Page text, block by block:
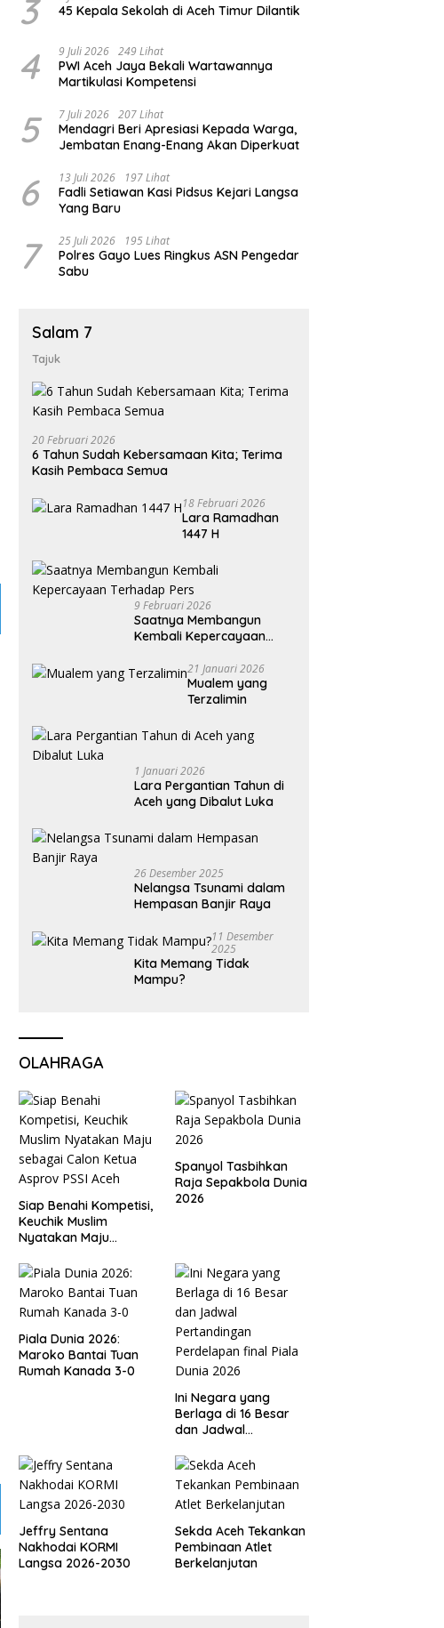
3 45 Kepala Sekolah di Aceh Timur Dilantik
4 9 Juli 2026 249 Lihat
PWI Aceh Jaya Bekali Wartawannya
Martikulasi Kompetensi
5 7 Juli 2026 207 Lihat
Mendagri Beri Apresiasi Kepada Warga,
Jembatan Enang-Enang Akan Diperkuat
6 13 Juli 2026 197 Lihat
Fadli Setiawan Kasi Pidsus Kejari Langsa
Yang Baru
7 25 Juli 2026 195 Lihat
Polres Gayo Lues Ringkus ASN Pengedar
Sabu
Salam 7
Tajuk
20 Februari 2026
6 Tahun Sudah Kebersamaan Kita; Terima
Kasih Pembaca Semua
18 Februari 2026
Lara Ramadhan
1447 H
9 Februari 2026
Saatnya Membangun
Kembali Kepercayaan
21 Januari 2026
Mualem yang
Terzalimin
1 Januari 2026
Lara Pergantian Tahun di
Aceh yang Dibalut Luka
26 Desember 2025
Nelangsa Tsunami dalam
Hempasan Banjir Raya
11 Desember
2025
Kita Memang Tidak
Mampu?
OLAHRAGA
Siap Benahi Kompetisi,
Keuchik Muslim
Nyatakan Maju
Asprov PSSI Aceh
Spanyol Tasbihkan
Raja Sepakbola Dunia
2026
Piala Dunia 2026:
Maroko Bantai Tuan
Rumah Kanada 3-0
Ini Negara yang
Berlaga di 16 Besar
dan Jadwal
Perdelapan final Piala
Dunia 2026
Jeffry Sentana
Nakhodai KORMI
Langsa 2026-2030
Sekda Aceh Tekankan
Pembinaan Atlet
Berkelanjutan